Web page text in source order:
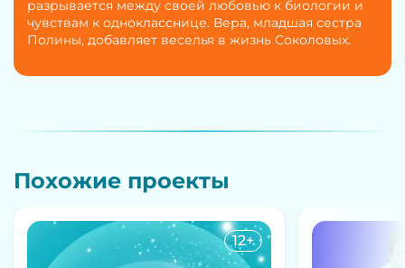
разрывается между своей любовью к биологии и
чувствам к однокласснице. Вера, младшая сестра
Полины, добавляет веселья в жизнь Соколовых.
Похожие проекты
12+